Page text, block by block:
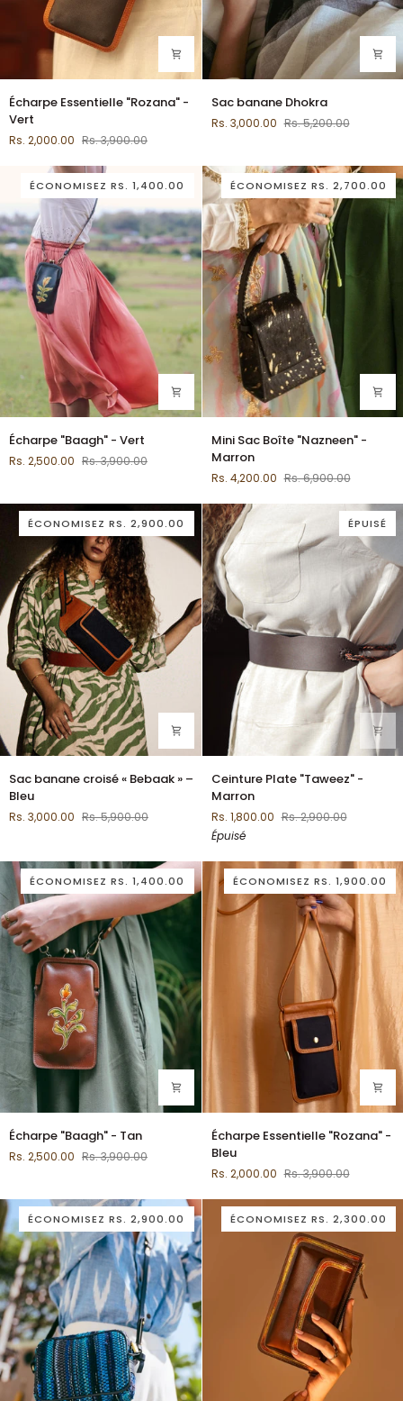
Écharpe
Essentielle
"Rozana"
-
Écharpe Essentielle "Rozana" -
Vert
Rs. 2,000.00 Rs. 3,900.00
Sac
banane
Dhokra
Sac banane Dhokra
Rs. 3,000.00 Rs. 5,200.00
ÉCONOMISEZRS. 1,400.00
Écharpe
"Baagh"
-
Écharpe "Baagh" - Vert
Rs. 2,500.00 Rs. 3,900.00
ÉCONOMISEZ RS. 2,700.00
Mini
Sac
Boîte
"Nazneen"
-
Marron
Mini Sac Boîte "Nazneen" -
Marron
Rs. 4,200.00 Rs. 6,900.00
ÉCONOMISEZRS. 2,900.00
banane
croisé
«
–
Bleu
Sac banane croisé « Bebaak » –
Bleu
Rs. 3,000.00 Rs. 5,900.00
ÉPUISÉ
Plate
"Taweez"
-
Marron
Ceinture Plate "Taweez" -
Marron
Rs. 1,800.00 Rs. 2,900.00
Épuisé
ÉCONOMISEZRS. 1,400.00
Écharpe
"Baagh"
-
Écharpe "Baagh" - Tan
Rs. 2,500.00 Rs. 3,900.00
ÉCONOMISEZ RS. 1,900.00
Écharpe
Essentielle
"Rozana"
-
Bleu
Écharpe Essentielle "Rozana" -
Bleu
Rs. 2,000.00 Rs. 3,900.00
ÉCONOMISEZRS. 2,900.00 ÉCONOMISEZ RS. 2,300.00